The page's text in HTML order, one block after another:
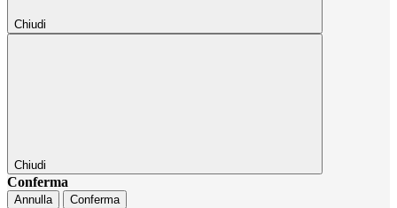
Chiudi
Chiudi
Conferma
Annulla Conferma